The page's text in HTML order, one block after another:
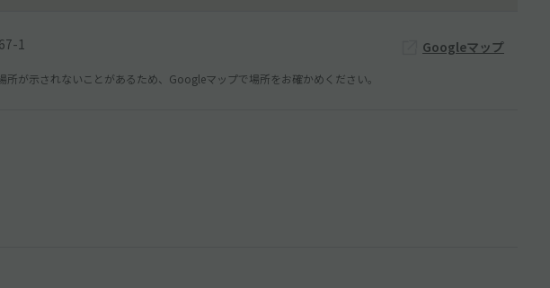
1 Googleマップ
が示されないことがあるため、Googleマップで場所をお確かめください。